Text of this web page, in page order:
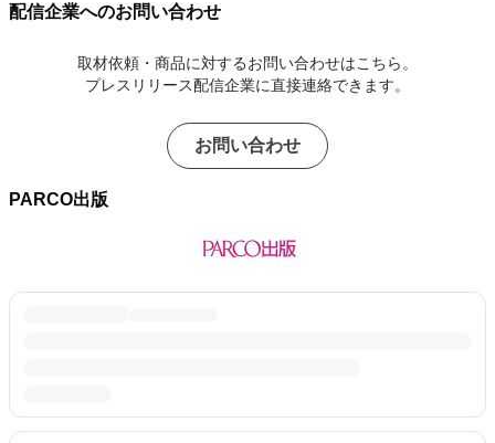
配信企業へのお問い合わせ
取材依頼・商品に対するお問い合わせはこちら。
プレスリリース配信企業に直接連絡できます。
お問い合わせ
PARCO出版